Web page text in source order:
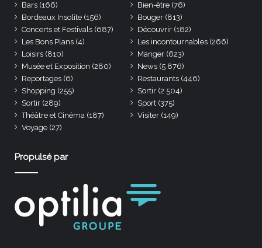
Bars (166) Bien-être (76)
Bordeaux Insolite (156) Bouger (813)
Concerts et Festivals (687) Découvrir (182)
Les Bons Plans (4) Les incontournables (266)
Loisirs (810) Manger (623)
Musée et Exposition (280) News (5 876)
Reportages (6) Restaurants (446)
Shopping (255) Sortir (2 504)
Sortir (289) Sport (375)
Théâtre et Cinéma (187) Visiter (149)
Voyage (27)
Propulsé par